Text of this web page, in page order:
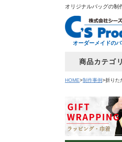
オリジナルバッグの制
オーダーメイドの
商品カテゴリ
HOME 制作事例 折りた